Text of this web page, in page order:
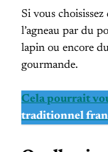
Si vous
l’agneau par du
lapin ou encore
gourmande.
Cela pourrait
traditionnel